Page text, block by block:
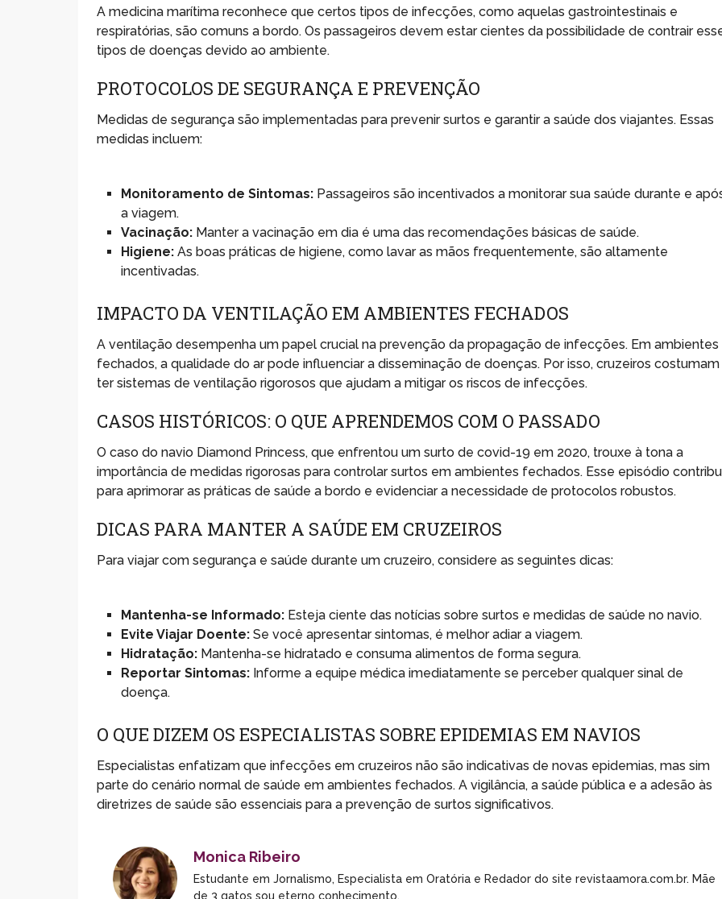
A medicina marítima reconhece que certos tipos de infecções, como aquelas gastrointestinais e
respiratórias, são comuns a bordo. Os passageiros devem estar cientes da possibilidade de contrair
tipos de doenças devido ao ambiente.
PROTOCOLOS DE SEGURANÇA E PREVENÇÃO
Medidas de segurança são implementadas para prevenir surtos e garantir a saúde dos viajantes. Essas
medidas incluem:
Monitoramento de Sintomas: Passageiros são incentivados a monitorar sua saúde durante e
a viagem.
Vacinação: Manter a vacinação em dia é uma das recomendações básicas de saúde.
Higiene: As boas práticas de higiene, como lavar as mãos frequentemente, são altamente
incentivadas.
IMPACTO DA VENTILAÇÃO EM AMBIENTES FECHADOS
A ventilação desempenha um papel crucial na prevenção da propagação de infecções. Em ambientes
fechados, a qualidade do ar pode influenciar a disseminação de doenças. Por isso, cruzeiros costumam
ter sistemas de ventilação rigorosos que ajudam a mitigar os riscos de infecções.
CASOS HISTÓRICOS: O QUE APRENDEMOS COM O PASSADO
O caso do navio Diamond Princess, que enfrentou um surto de covid-19 em 2020, trouxe à tona a
importância de medidas rigorosas para controlar surtos em ambientes fechados. Esse episódio
para aprimorar as práticas de saúde a bordo e evidenciar a necessidade de protocolos robustos.
DICAS PARA MANTER A SAÚDE EM CRUZEIROS
Para viajar com segurança e saúde durante um cruzeiro, considere as seguintes dicas:
Mantenha-se Informado: Esteja ciente das notícias sobre surtos e medidas de saúde no navio.
Evite Viajar Doente: Se você apresentar sintomas, é melhor adiar a viagem.
Hidratação: Mantenha-se hidratado e consuma alimentos de forma segura.
Reportar Sintomas: Informe a equipe médica imediatamente se perceber qualquer sinal de
doença.
O QUE DIZEM OS ESPECIALISTAS SOBRE EPIDEMIAS EM NAVIOS
Especialistas enfatizam que infecções em cruzeiros não são indicativas de novas epidemias, mas sim
parte do cenário normal de saúde em ambientes fechados. A vigilância, a saúde pública e a adesão às
diretrizes de saúde são essenciais para a prevenção de surtos significativos.
Monica Ribeiro
Estudante em Jornalismo, Especialista em Oratória e Redador do site revistaamora.com.br. Mãe
de 3 gatos sou eterno conhecimento.